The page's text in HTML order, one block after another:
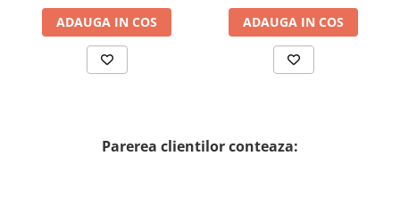
ADAUGA IN COS ADAUGA IN COS
Parerea clientilor conteaza: